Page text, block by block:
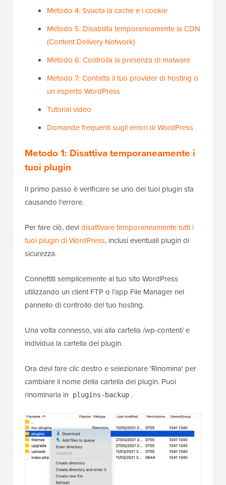
Metodo 4: Svuota la cache e i cookie
Metodo 5: Disabilita temporaneamente la CDN
(Content Delivery Network)
Metodo 6: Controlla la presenza di malware
Metodo 7: Contatta il tuo provider di hosting o
un esperto WordPress
Tutorial video
Domande frequenti sugli errori di WordPress
Metodo 1: Disattiva temporaneamente i
tuoi plugin
Il primo passo è verificare se uno dei tuoi plugin sta
causando l'errore.
Per fare ciò, devidisattivare temporaneamente tutti i
tuoi plugin di WordPress, inclusi eventuali plugin di
sicurezza.
Connettiti semplicemente al tuo sito WordPress
utilizzando un client FTP o l'app File Manager nel
pannello di controllo del tuo hosting.
Una volta connesso, vai alla cartella /wp-content/ e
individua la cartella dei plugin.
Ora devi fare clic destro e selezionare 'Rinomina' per
cambiare il nome della cartella dei plugin. Puoi
rinominarla in
plugins-backup .